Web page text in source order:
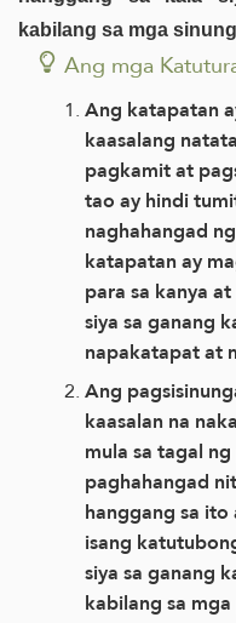
kabilang sa mga
Ang mga
Ang katapatan
kaasalang
pagkamit at
tao ay hindi
naghahangad
katapatan ay
para sa kanya
siya sa ganang
napakatapat at
Ang
kaasalan na
mula sa tagal
paghahangad
hanggang sa
isang
siya sa ganang
kabilang sa